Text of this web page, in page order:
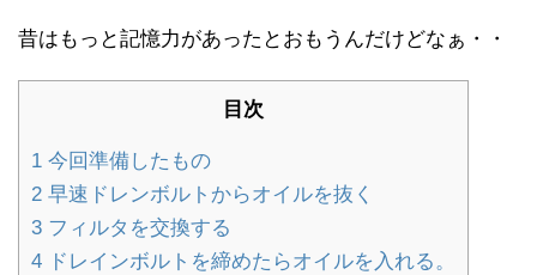
昔はもっと記憶力があったとおもうんだけどなぁ・・
目次
1 今回準備したもの
2 早速ドレンボルトからオイルを抜く
3 フィルタを交換する
4 ドレインボルトを締めたらオイルを入れる。